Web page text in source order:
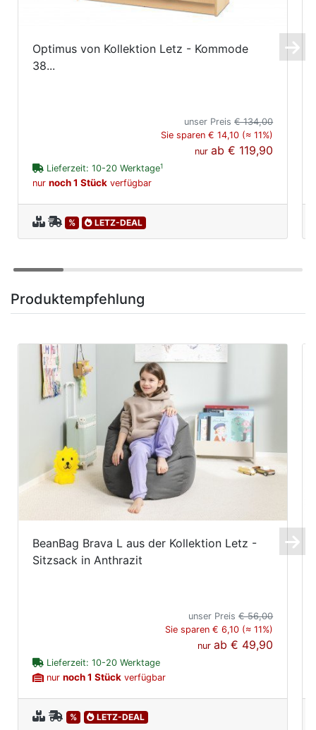
Optimus von Kollektion Letz - Kommode
38...
unser Preis€ 134,00
Sie sparen € 14,10 (≈ 11%)
nurab€ 119,90
Lieferzeit: 10-20 Werktage1
nur noch 1 Stück verfügbar
% LETZ-DEAL
Produktempfehlung
BeanBag Brava L aus der Kollektion Letz -
Sitzsack in Anthrazit
unser Preis€ 56,00
Sie sparen € 6,10 (≈ 11%)
nurab€ 49,90
Lieferzeit: 10-20 Werktage
nur noch 1 Stück verfügbar
% LETZ-DEAL